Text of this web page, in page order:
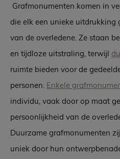
Grafmonumenten komen in
die elk een unieke uitdrukking
van de overledene. Ze staan
en tijdloze uitstraling, terwijl
ruimte bieden voor de
personen. Enkele
individu, vaak door op maat
persoonlijkheid van de
Duurzame grafmonumenten
uniek door hun